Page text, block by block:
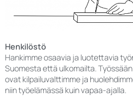
Henkilöstö
Hankimme osaavia ja luotettavia
Suomesta että ulkomailta.
ovat kilpailuvalttimme ja
niin työelämässä kuin vapaa-ajalla.